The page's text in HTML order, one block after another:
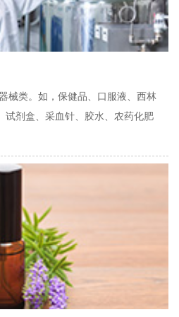
械类。如，保健品、口服液、西林
试剂盒、采血针、胶水、农药化肥